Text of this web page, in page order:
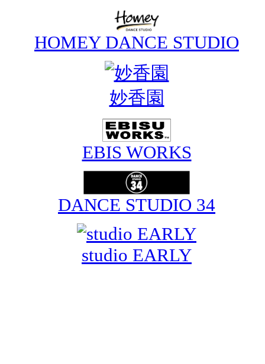
HOMEY DANCE STUDIO
妙香園
EBIS WORKS
DANCE STUDIO 34
studio EARLY